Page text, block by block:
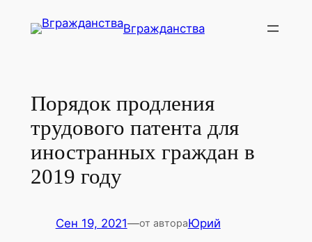
Вгражданства
Порядок продления
трудового патента для
иностранных граждан в
2019 году
Сен 19, 2021—от автораЮрий